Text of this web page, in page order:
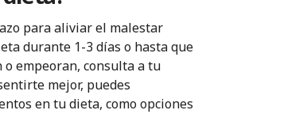
para aliviar el malestar
durante 1-3 días o hasta que
empeoran, consulta a tu
mejor, puedes
en tu dieta, como opciones